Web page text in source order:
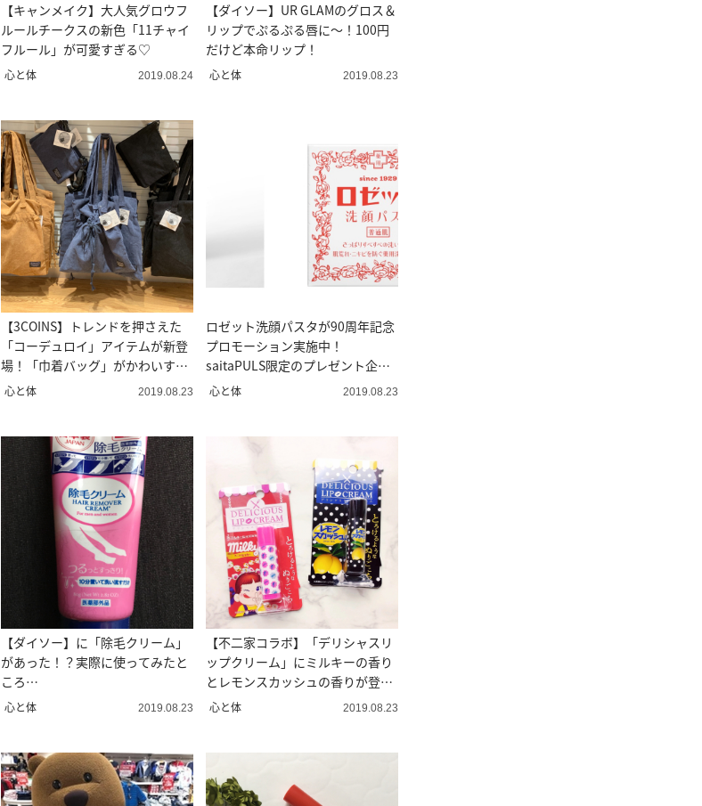
【キャンメイク】大人気グロウフ
ルールチークスの新色「11チャイ
フルール」が可愛すぎる♡
心と体 2019.08.24
【ダイソー】UR GLAMのグロス＆
リップでぷるぷる唇に～！100円
だけど本命リップ！
心と体 2019.08.23
【3COINS】トレンドを押さえた
「コーデュロイ」アイテムが新登
場！「巾着バッグ」がかわいすぎ
る♡
心と体 2019.08.23
ロゼット洗顔パスタが90周年記念
プロモーション実施中！
saitaPULS限定のプレゼント企画
も
心と体 2019.08.23
【ダイソー】に「除毛クリーム」
があった！？実際に使ってみたと
ころ…
心と体 2019.08.23
【不二家コラボ】「デリシャスリ
ップクリーム」にミルキーの香り
とレモンスカッシュの香りが登
場！！
心と体 2019.08.23